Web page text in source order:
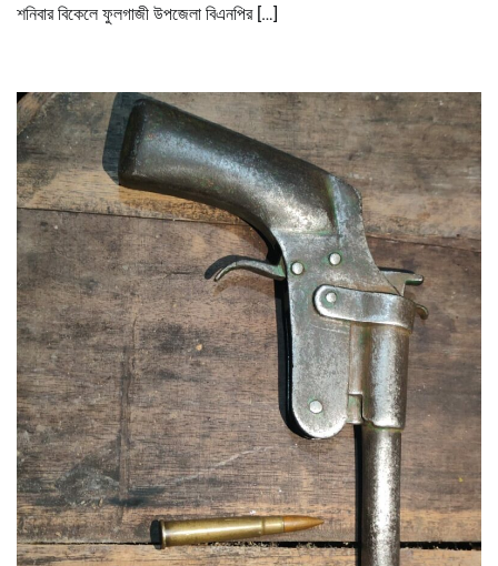
শনিবার বিকেলে ফুলগাজী উপজেলা বিএনপির […]